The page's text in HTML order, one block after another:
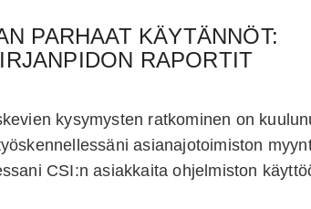
PARHAAT KÄYTÄNNÖT:
RAPORTIT
kysymysten ratkominen on
asianajotoimiston
CSI:n asiakkaita ohjelmiston